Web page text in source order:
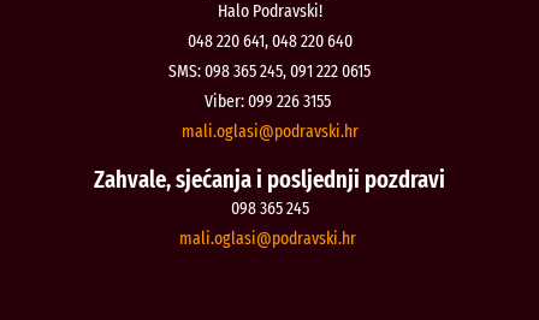
Halo Podravski!
048 220 641, 048 220 640
SMS: 098 365 245, 091 222 0615
Viber: 099 226 3155
rh.iksvardop
@isalgo.ilam
Zahvale, sjećanja i posljednji pozdravi
098 365 245
rh.iksvardop
@isalgo.ilam